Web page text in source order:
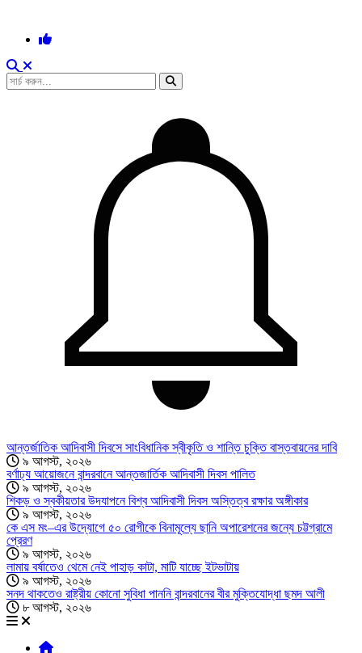
আন্তর্জাতিক আদিবাসী দিবসে সাংবিধানিক স্বীকৃতি ও শান্তি চুক্তি বাস্তবায়নের দাবি
৯ আগস্ট, ২০২৬
বর্ণাঢ্য আয়োজনে বান্দরবানে আন্তজার্তিক আদিবাসী দিবস পালিত
৯ আগস্ট, ২০২৬
শিকড় ও স্বকীয়তার উদযাপনে বিশ্ব আদিবাসী দিবস অস্তিত্ব রক্ষার অঙ্গীকার
৯ আগস্ট, ২০২৬
কে এস মং–এর উদ্যোগে ৫০ রোগীকে বিনামূল্যে ছানি অপারেশনের জন্যে চট্টগ্রামে
প্রেরণ
৯ আগস্ট, ২০২৬
লামায় বর্ষাতেও থেমে নেই পাহাড় কাটা, মাটি যাচ্ছে ইটভাটায়
৯ আগস্ট, ২০২৬
সনদ থাকতেও রাষ্ট্রীয় কোনো সুবিধা পাননি বান্দরবানের বীর মুক্তিযোদ্ধা ছমদ আলী
৮ আগস্ট, ২০২৬